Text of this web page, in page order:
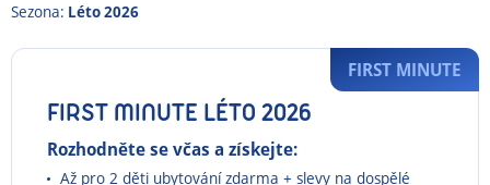
Sezona: Léto 2026
FIRST MINUTE LÉTO 2026
Rozhodněte se včas a získejte:
Až pro 2 děti ubytování zdarma + slevy na dospělé
FIRST MINUTE